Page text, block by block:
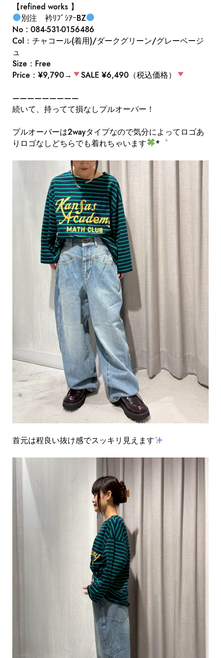
【refined works 】
別注 衿ﾘﾌﾞｼｱｰBZ
No : 084-531-0156486
Col：チャコール(着用)/ダークグリーン/グレーベージ
ュ
Size：Free
Price：¥9,790→
SALE ¥6,490（税込価格）
—————————
続いて、持ってて損なしプルオーバー！
プルオーバーは2wayタイプなので気分によってロゴあ
りロゴなしどちらでも着れちゃいます
*゜
首元は程良い抜け感でスッキリ見えます